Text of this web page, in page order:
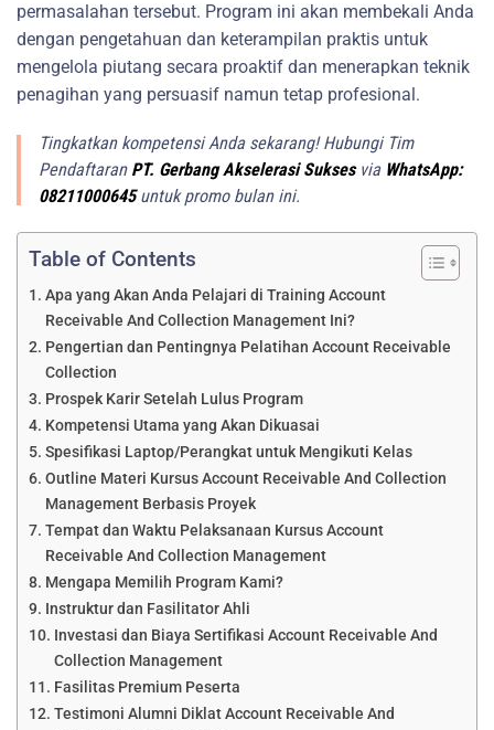
permasalahan tersebut. Program ini akan membekali Anda
dengan pengetahuan dan keterampilan praktis untuk
mengelola piutang secara proaktif dan menerapkan teknik
penagihan yang persuasif namun tetap profesional.
Tingkatkan kompetensi Anda sekarang! Hubungi Tim
Pendaftaran PT. Gerbang Akselerasi Suksesvia WhatsApp:
08211000645untuk promo bulan ini.
Table of Contents
Apa yang Akan Anda Pelajari di Training Account
Receivable And Collection Management Ini?
Pengertian dan Pentingnya Pelatihan Account Receivable
Collection
Prospek Karir Setelah Lulus Program
Kompetensi Utama yang Akan Dikuasai
Spesifikasi Laptop/Perangkat untuk Mengikuti Kelas
Outline Materi Kursus Account Receivable And Collection
Management Berbasis Proyek
Tempat dan Waktu Pelaksanaan Kursus Account
Receivable And Collection Management
Mengapa Memilih Program Kami?
Instruktur dan Fasilitator Ahli
Investasi dan Biaya Sertifikasi Account Receivable And
Collection Management
Fasilitas Premium Peserta
Testimoni Alumni Diklat Account Receivable And